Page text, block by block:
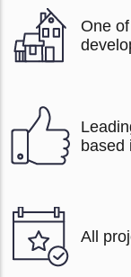
One
based
All